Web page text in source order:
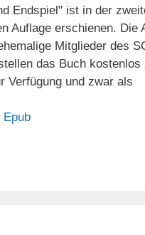
Endspiel" ist in der
Auflage erschienen. Die
Mitglieder des
das Buch kostenlos
Verfügung und zwar als
Epub